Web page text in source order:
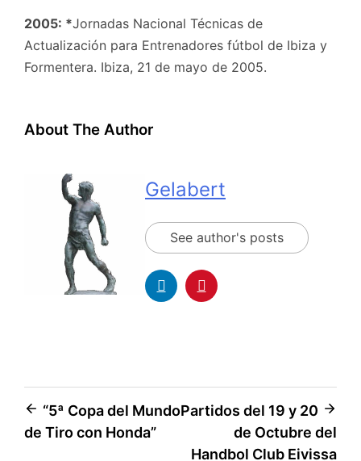
2005: *Jornadas Nacional Técnicas de
Actualización para Entrenadores fútbol de Ibiza y
Formentera. Ibiza, 21 de mayo de 2005.
About The Author
Gelabert
See author's posts
“5ª Copa del Mundo
de Tiro con Honda”
Partidos del 19 y 20
de Octubre del
Handbol Club Eivissa